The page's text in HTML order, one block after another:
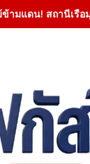
มแดน! สถานีเรือ